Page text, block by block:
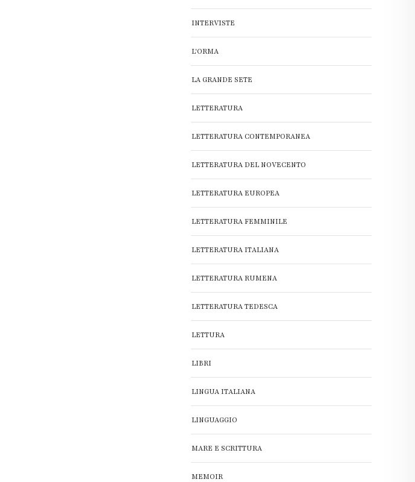
INTERVISTE
L'ORMA
LA GRANDE SETE
LETTERATURA
LETTERATURA CONTEMPORANEA
LETTERATURA DEL NOVECENTO
LETTERATURA EUROPEA
LETTERATURA FEMMINILE
LETTERATURA ITALIANA
LETTERATURA RUMENA
LETTERATURA TEDESCA
LETTURA
LIBRI
LINGUA ITALIANA
LINGUAGGIO
MARE E SCRITTURA
MEMOIR